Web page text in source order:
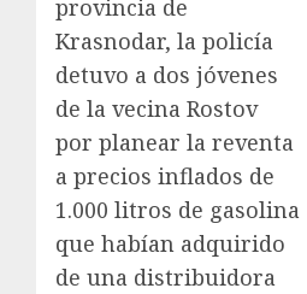
provincia de
Krasnodar, la policía
detuvo a dos jóvenes
de la vecina Rostov
por planear la reventa
a precios inflados de
1.000 litros de gasolina
que habían adquirido
de una distribuidora